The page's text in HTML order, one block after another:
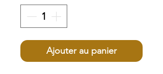
Ajouter au panier